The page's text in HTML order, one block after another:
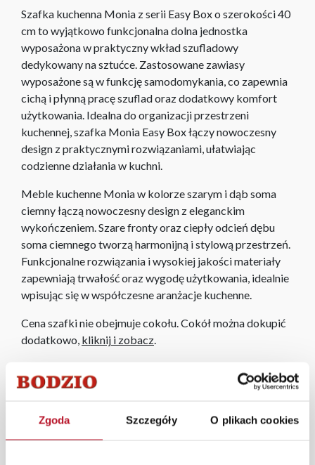
Zgoda Szczegóły O plikach cookies
Szafka kuchenna Monia z serii Easy Box o szerokości 40
cm to wyjątkowo funkcjonalna dolna jednostka
wyposażona w praktyczny wkład szufladowy
dedykowany na sztućce. Zastosowane zawiasy
wyposażone są w funkcję samodomykania, co zapewnia
cichą i płynną pracę szuflad oraz dodatkowy komfort
użytkowania. Idealna do organizacji przestrzeni
kuchennej, szafka Monia Easy Box łączy nowoczesny
design z praktycznymi rozwiązaniami, ułatwiając
codzienne działania w kuchni.
Meble kuchenne Monia w kolorze szarym i dąb soma
ciemny łączą nowoczesny design z eleganckim
wykończeniem. Szare fronty oraz ciepły odcień dębu
soma ciemnego tworzą harmonijną i stylową przestrzeń.
Funkcjonalne rozwiązania i wysokiej jakości materiały
zapewniają trwałość oraz wygodę użytkowania, idealnie
wpisując się w współczesne aranżacje kuchenne.
Cena szafki nie obejmuje cokołu. Cokół można dokupić
dodatkowo, kliknij i zobacz.
aranżacji mebli, a nasi pracownicy z wykorzystaniem
przygotują kompleksową wizualizację Państwa